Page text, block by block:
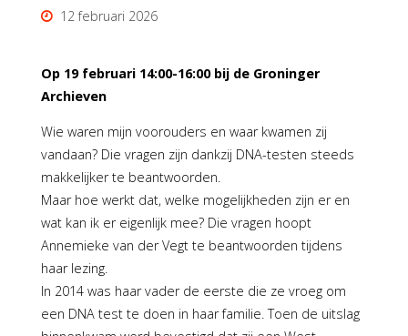
12 februari 2026
Op 19 februari 14:00-16:00 bij de Groninger
Archieven
Wie waren mijn voorouders en waar kwamen zij
vandaan? Die vragen zijn dankzij DNA-testen steeds
makkelijker te beantwoorden.
Maar hoe werkt dat, welke mogelijkheden zijn er en
wat kan ik er eigenlijk mee? Die vragen hoopt
Annemieke van der Vegt te beantwoorden tijdens
haar lezing.
In 2014 was haar vader de eerste die ze vroeg om
een DNA test te doen in haar familie. Toen de uitslag